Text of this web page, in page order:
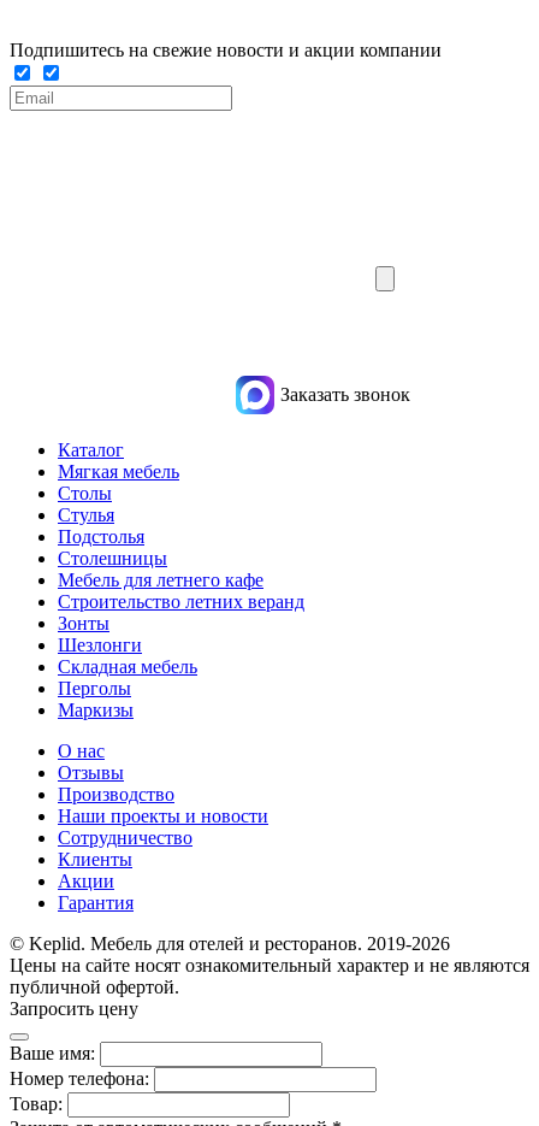
Подпишитесь на свежие новости и акции компании
Заказать звонок
Каталог
Мягкая мебель
Столы
Стулья
Подстолья
Столешницы
Мебель для летнего кафе
Строительство летних веранд
Зонты
Шезлонги
Складная мебель
Перголы
Маркизы
О нас
Отзывы
Производство
Наши проекты и новости
Сотрудничество
Клиенты
Акции
Гарантия
© Keplid. Мебель для отелей и ресторанов. 2019-2026
Цены на сайте носят ознакомительный характер и не являются
публичной офертой.
Запросить цену
Ваше имя:
Номер телефона:
Товар: